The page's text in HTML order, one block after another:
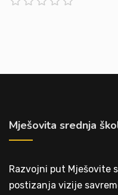
Mješovita srednja
Razvojni put Mješovite
postizanja vizije